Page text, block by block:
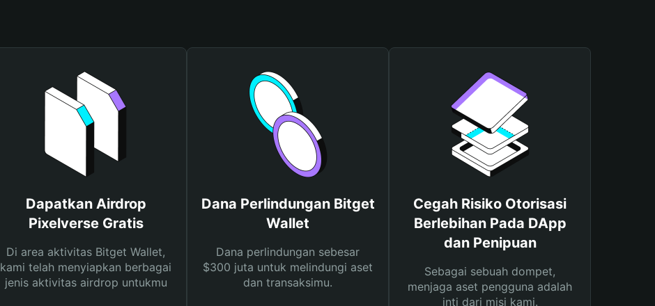
Dapatkan Airdrop
Pixelverse Gratis
Di area aktivitas Bitget Wallet,
kami telah menyiapkan berbagai
jenis aktivitas airdrop untukmu
Dana Perlindungan Bitget
Wallet
Dana perlindungan sebesar
$300 juta untuk melindungi aset
dan transaksimu.
Cegah Risiko Otorisasi
Berlebihan Pada DApp
dan Penipuan
Sebagai sebuah dompet,
menjaga aset pengguna adalah
inti dari misi kami.